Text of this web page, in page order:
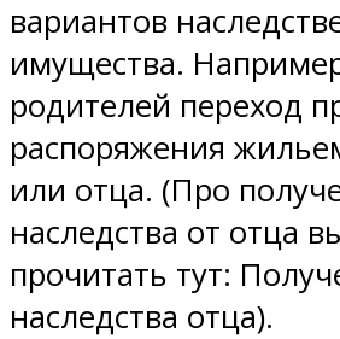
вариантов
имущества.
родителей переход
распоряжения
или отца. (Про
наследства от отца
прочитать тут:
наследства отца).